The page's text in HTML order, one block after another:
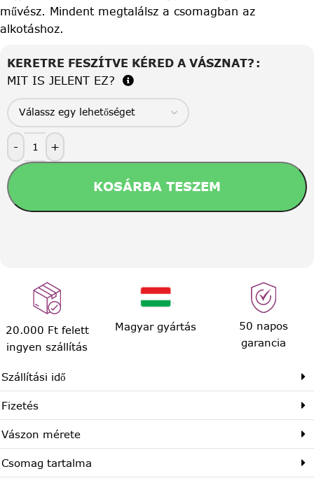
művész. Mindent megtalálsz a csomagban az
alkotáshoz.
KERETRE FESZÍTVE KÉRED A VÁSZNAT?
MIT IS JELENT EZ?
- +
KOSÁRBA TESZEM
20.000 Ft felett
ingyen szállítás
Magyar gyártás
50 napos
garancia
Szállítási idő
Fizetés
Vászon mérete
Csomag tartalma